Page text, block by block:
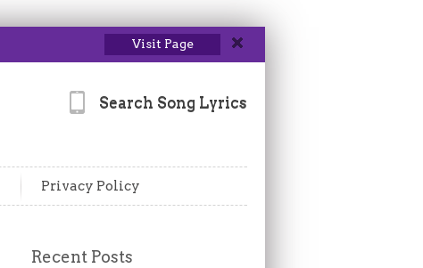
Visit Page
Search Song Lyrics
Privacy Policy
Recent Posts